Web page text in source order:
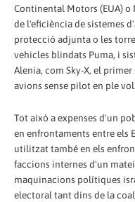
Continental Motors (EUA) o
de l'eficiència de sistemes
protecció adjunta o les
vehicles blindats Puma, i
Alenia, com Sky-X, el
avions sense pilot en ple vol.
Tot això a expenses d'un
en enfrontaments entre els
utilitzat també en els
faccions internes d'un
maquinacions polítiques
electoral tant dins de la